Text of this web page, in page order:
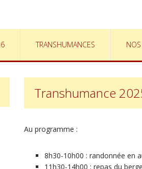
TRANSHUMANCES NOS
Transhumance
Au programme :
8h30-10h00 : randonnée en
11h30-14h00 : repas du